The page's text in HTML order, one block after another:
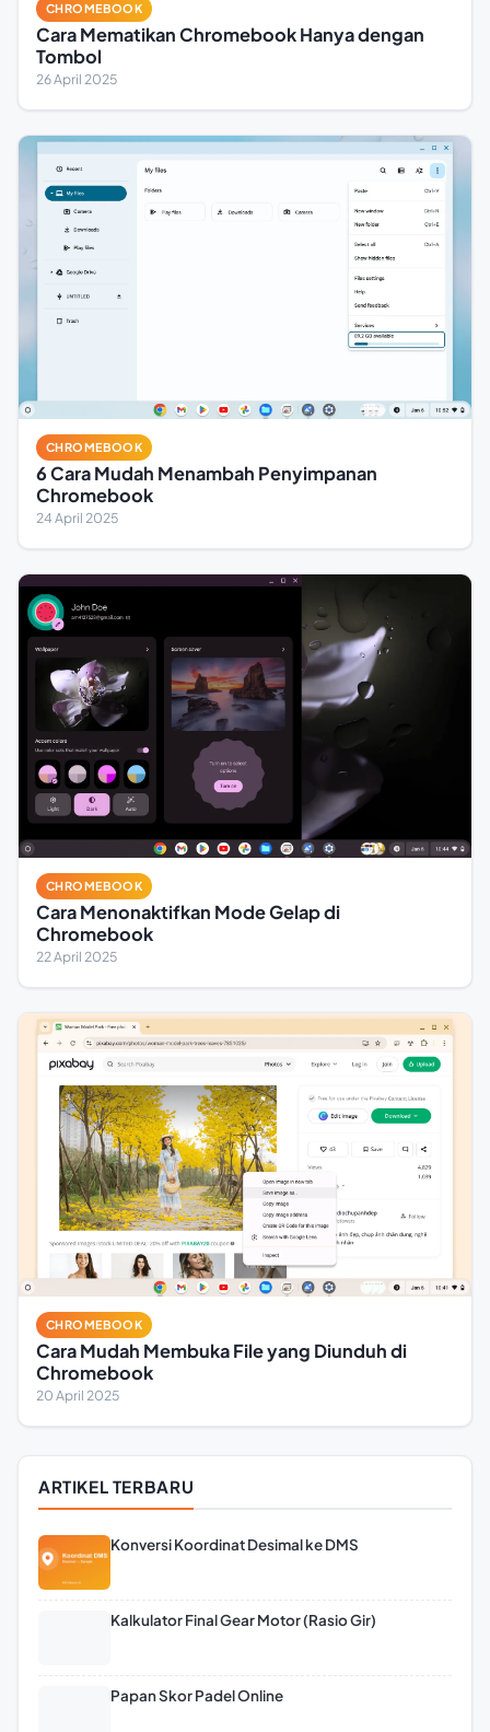
CHROMEBOOK
Cara Mematikan Chromebook Hanya dengan
Tombol
26 April 2025
CHROMEBOOK
6 Cara Mudah Menambah Penyimpanan
Chromebook
24 April 2025
CHROMEBOOK
Cara Menonaktifkan Mode Gelap di
Chromebook
22 April 2025
CHROMEBOOK
Cara Mudah Membuka File yang Diunduh di
Chromebook
20 April 2025
ARTIKEL TERBARU
Konversi Koordinat Desimal ke DMS
Kalkulator Final Gear Motor (Rasio Gir)
Papan Skor Padel Online